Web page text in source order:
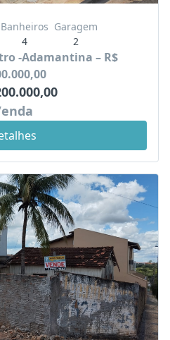
Banheiros
4
Garagem
2
-Adamantina – R$